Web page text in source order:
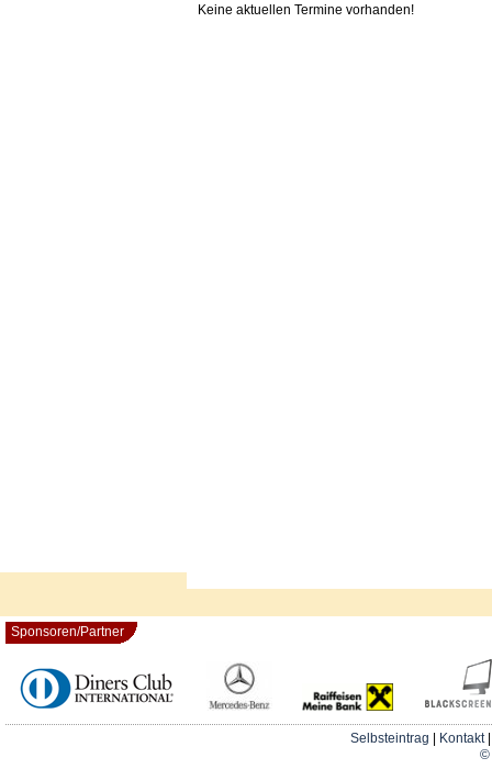
Keine aktuellen Termine vorhanden!
Sponsoren/Partner
Selbsteintrag Kontakt
©